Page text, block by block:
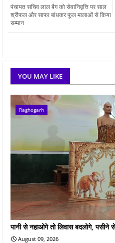
पंचायत सचिव लाल बैग को सेवानिवृत्ति पर साल
श्रीफल और साफा बांधकर फूल मालाओं से किया
सम्मान
YOU MAY LIKE
Raghogarh
पानी से नहाओगे तो लिवास बदलोगे, पसीने
August 09, 2026